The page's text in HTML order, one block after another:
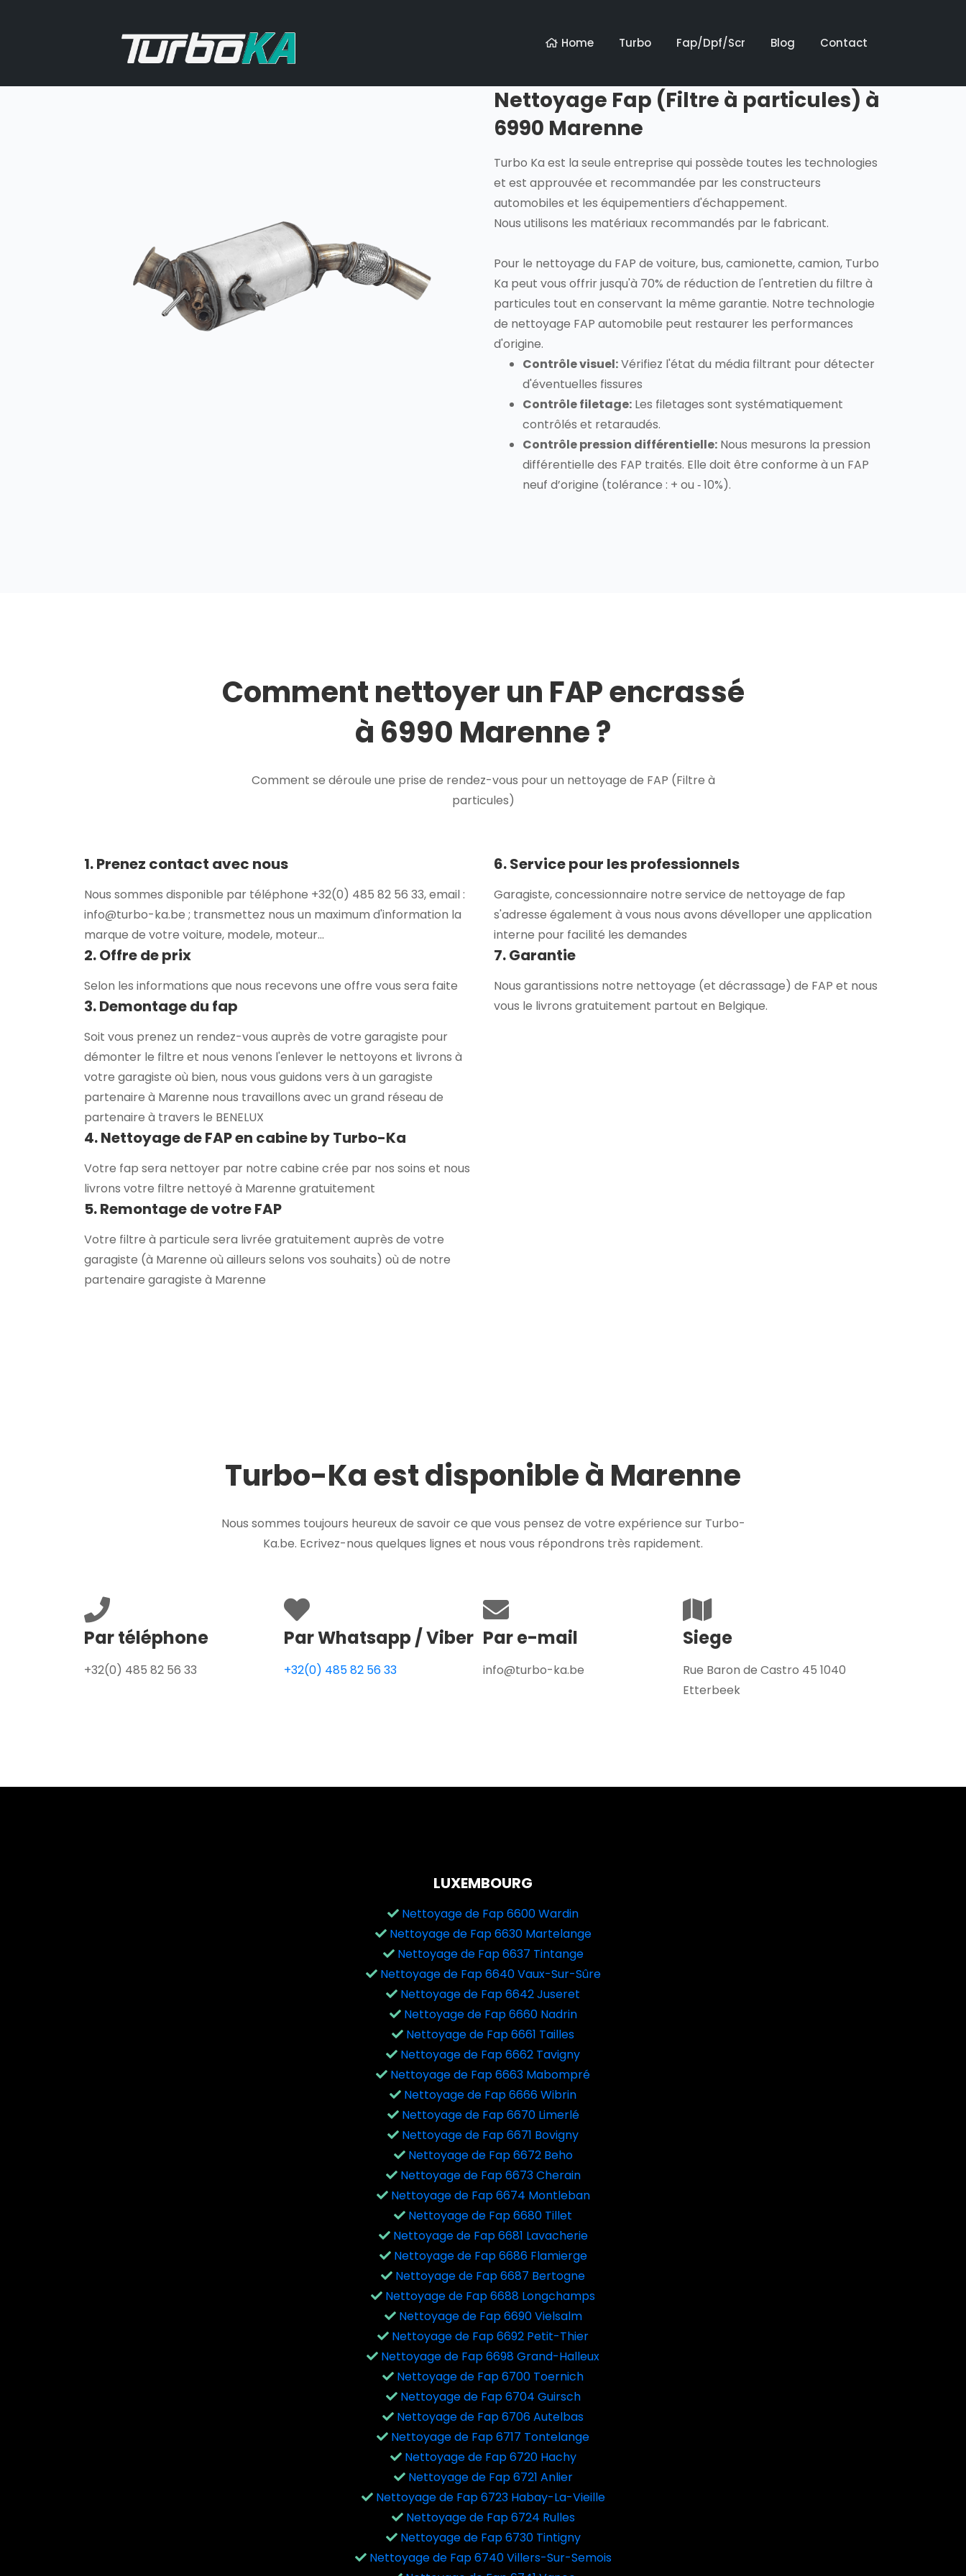
Home Turbo Fap/Dpf/Scr Blog Contact
Nettoyage Fap (Filtre à particules) à
6990 Marenne
Turbo Ka est la seule entreprise qui possède toutes les technologies
et est approuvée et recommandée par les constructeurs
automobiles et les équipementiers d'échappement.
Nous utilisons les matériaux recommandés par le fabricant.
Pour le nettoyage du FAP de voiture, bus, camionette, camion, Turbo
Ka peut vous offrir jusqu'à 70% de réduction de l'entretien du filtre à
particules tout en conservant la même garantie. Notre technologie
de nettoyage FAP automobile peut restaurer les performances
d'origine.
Contrôle visuel:Vérifiez l'état du média filtrant pour détecter
d'éventuelles fissures
Contrôle filetage: Les filetages sont systématiquement
contrôlés et retaraudés.
Contrôle pression différentielle: Nous mesurons la pression
différentielle des FAP traités. Elle doit être conforme à un FAP
neuf d’origine (tolérance : + ou ‐ 10%).
Comment nettoyer un FAP encrassé
à 6990 Marenne ?
Comment se déroule une prise de rendez-vous pour un nettoyage de FAP (Filtre à
particules)
1. Prenez contact avec nous
Nous sommes disponible par téléphone +32(0) 485 82 56 33, email :
info@turbo-ka.be ; transmettez nous un maximum d'information la
marque de votre voiture, modele, moteur...
2. Offre de prix
Selon les informations que nous recevons une offre vous sera faite
3. Demontage du fap
Soit vous prenez un rendez-vous auprès de votre garagiste pour
démonter le filtre et nous venons l'enlever le nettoyons et livrons à
votre garagiste où bien, nous vous guidons vers à un garagiste
partenaire à Marenne nous travaillons avec un grand réseau de
partenaire à travers le BENELUX
4. Nettoyage de FAP en cabine by Turbo-Ka
Votre fap sera nettoyer par notre cabine crée par nos soins et nous
livrons votre filtre nettoyé à Marenne gratuitement
5. Remontage de votre FAP
Votre filtre à particule sera livrée gratuitement auprès de votre
garagiste (à Marenne où ailleurs selons vos souhaits) où de notre
partenaire garagiste à Marenne
6. Service pour les professionnels
Garagiste, concessionnaire notre service de nettoyage de fap
s'adresse également à vous nous avons dévelloper une application
interne pour facilité les demandes
7. Garantie
Nous garantissions notre nettoyage (et décrassage) de FAP et nous
vous le livrons gratuitement partout en Belgique.
Turbo-Ka est disponible à Marenne
Nous sommes toujours heureux de savoir ce que vous pensez de votre expérience sur Turbo-
Ka.be. Ecrivez-nous quelques lignes et nous vous répondrons très rapidement.
Par téléphone
+32(0) 485 82 56 33
Par Whatsapp / Viber
+32(0) 485 82 56 33
Par e-mail
info@turbo-ka.be
Siege
Rue Baron de Castro 45 1040
Etterbeek
LUXEMBOURG
Nettoyage de Fap 6600 Wardin
Nettoyage de Fap 6630 Martelange
Nettoyage de Fap 6637 Tintange
Nettoyage de Fap 6640 Vaux-Sur-Sûre
Nettoyage de Fap 6642 Juseret
Nettoyage de Fap 6660 Nadrin
Nettoyage de Fap 6661 Tailles
Nettoyage de Fap 6662 Tavigny
Nettoyage de Fap 6663 Mabompré
Nettoyage de Fap 6666 Wibrin
Nettoyage de Fap 6670 Limerlé
Nettoyage de Fap 6671 Bovigny
Nettoyage de Fap 6672 Beho
Nettoyage de Fap 6673 Cherain
Nettoyage de Fap 6674 Montleban
Nettoyage de Fap 6680 Tillet
Nettoyage de Fap 6681 Lavacherie
Nettoyage de Fap 6686 Flamierge
Nettoyage de Fap 6687 Bertogne
Nettoyage de Fap 6688 Longchamps
Nettoyage de Fap 6690 Vielsalm
Nettoyage de Fap 6692 Petit-Thier
Nettoyage de Fap 6698 Grand-Halleux
Nettoyage de Fap 6700 Toernich
Nettoyage de Fap 6704 Guirsch
Nettoyage de Fap 6706 Autelbas
Nettoyage de Fap 6717 Tontelange
Nettoyage de Fap 6720 Hachy
Nettoyage de Fap 6721 Anlier
Nettoyage de Fap 6723 Habay-La-Vieille
Nettoyage de Fap 6724 Rulles
Nettoyage de Fap 6730 Tintigny
Nettoyage de Fap 6740 Villers-Sur-Semois